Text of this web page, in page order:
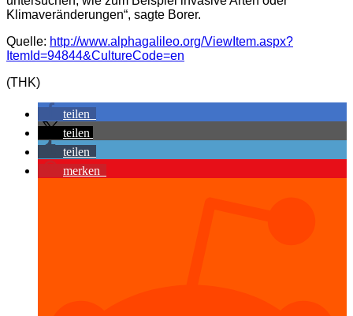
Klimaveränderungen“, sagte Borer.
Quelle: http://www.alphagalileo.org/ViewItem.aspx?
ItemId=94844&CultureCode=en
(THK)
teilen
teilen
teilen
merken